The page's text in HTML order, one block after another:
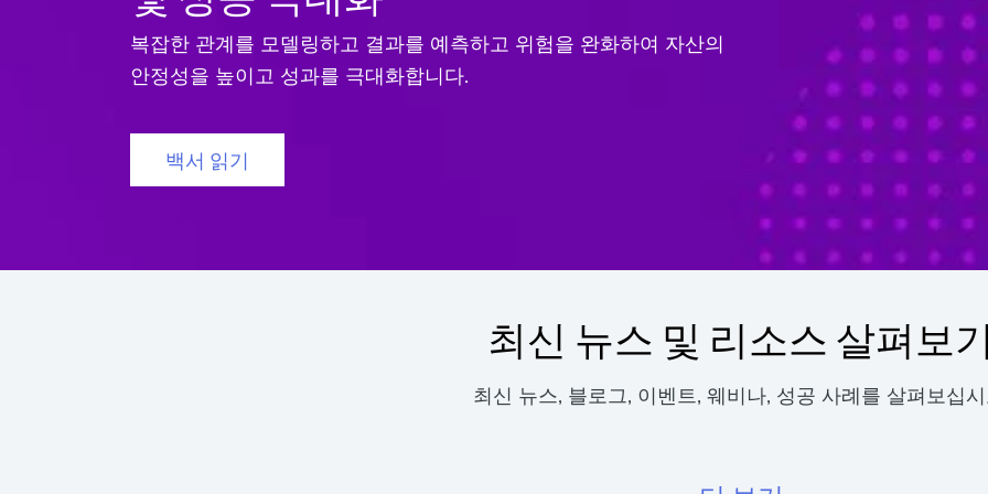
복잡한 관계를 모델링하고 결과를 예측하고 위험을 완화하여 자산의
안정성을 높이고 성과를 극대화합니다.
백서 읽기
최신 뉴스 및 리소스 살펴보
최신 뉴스, 블로그, 이벤트, 웨비나, 성공 사례를 살펴보십